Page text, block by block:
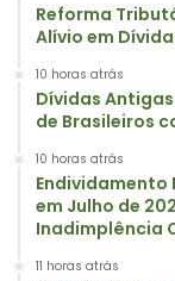
Reforma
Alívio em
10 horas atrás
Dívidas
de Brasileiros
10 horas atrás
Endividamento
em Julho de
Inadimplência
11 horas atrás